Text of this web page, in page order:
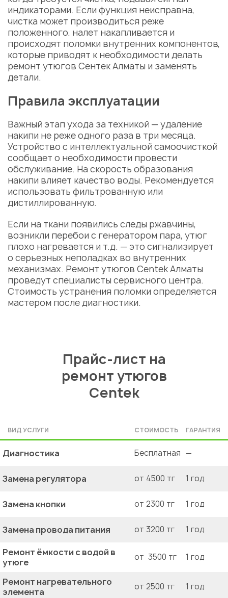
индикаторами. Если функция неисправна,
чистка может производиться реже
положенного. налет накапливается и
происходят поломки внутренних компонентов,
которые приводят к необходимости делать
ремонт утюгов Сентек Алматы и заменять
детали.
Правила эксплуатации
Важный этап ухода за техникой — удаление
накипи не реже одного раза в три месяца.
Устройство с интеллектуальной самоочисткой
сообщает о необходимости провести
обслуживание. На скорость образования
накипи влияет качество воды. Рекомендуется
использовать фильтрованную или
дистиллированную.
Если на ткани появились следы ржавчины,
возникли перебои с генератором пара, утюг
плохо нагревается и т.д. — это сигнализирует
о серьезных неполадках во внутренних
механизмах. Ремонт утюгов Centek Алматы
проведут специалисты сервисного центра.
Стоимость устранения поломки определяется
мастером после диагностики.
Прайс-лист на
ремонт утюгов
Centek
ВИД УСЛУГИ СТОИМОСТЬ ГАРАНТИЯ
Диагностика Бесплатная —
Замена регулятора от 4500 тг 1 год
Замена кнопки от 2300 тг 1 год
Замена провода питания от 3200 тг 1 год
Ремонт ёмкости с водой в
утюге
от 3500 тг 1 год
Ремонт нагревательного
элемента
от 2500 тг 1 год